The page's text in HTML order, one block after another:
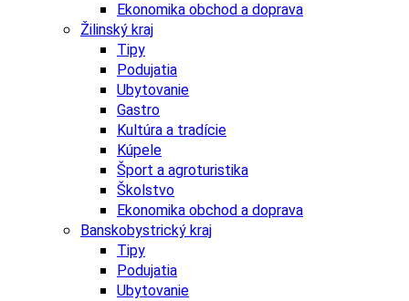
Ekonomika obchod a doprava
Žilinský kraj
Tipy
Podujatia
Ubytovanie
Gastro
Kultúra a tradície
Kúpele
Šport a agroturistika
Školstvo
Ekonomika obchod a doprava
Banskobystrický kraj
Tipy
Podujatia
Ubytovanie